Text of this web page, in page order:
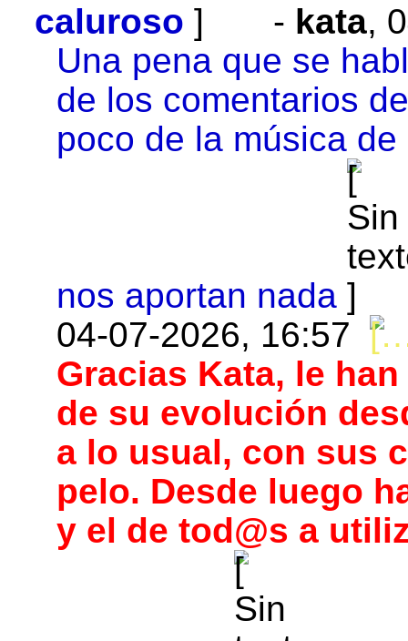
caluroso - kata,
Una pena que se
de los comentarios
poco de la música
nos aportan nada
04-07-2026, 16:57
Gracias Kata, le
de su evolución
a lo usual, con sus
pelo. Desde luego
y el de tod@s a